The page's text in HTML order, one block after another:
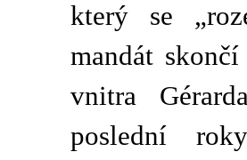
který se
mandát
vnitra
poslední